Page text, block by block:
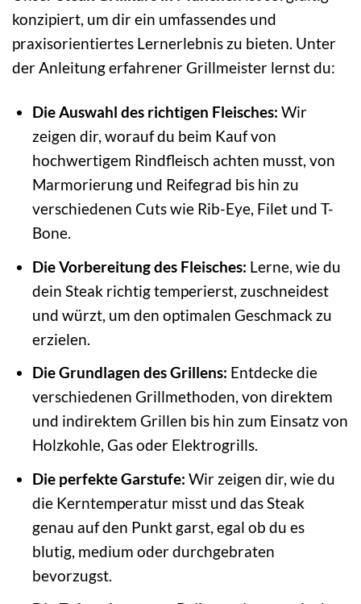
konzipiert, um dir ein umfassendes und
praxisorientiertes Lernerlebnis zu bieten. Unter
der Anleitung erfahrener Grillmeister lernst du:
Die Auswahl des richtigen Fleisches: Wir
zeigen dir, worauf du beim Kauf von
hochwertigem Rindfleisch achten musst, von
Marmorierung und Reifegrad bis hin zu
verschiedenen Cuts wie Rib-Eye, Filet und T-
Bone.
Die Vorbereitung des Fleisches: Lerne, wie du
dein Steak richtig temperierst, zuschneidest
und würzt, um den optimalen Geschmack zu
erzielen.
Die Grundlagen des Grillens: Entdecke die
verschiedenen Grillmethoden, von direktem
und indirektem Grillen bis hin zum Einsatz von
Holzkohle, Gas oder Elektrogrills.
Die perfekte Garstufe: Wir zeigen dir, wie du
die Kerntemperatur misst und das Steak
genau auf den Punkt garst, egal ob du es
blutig, medium oder durchgebraten
bevorzugst.